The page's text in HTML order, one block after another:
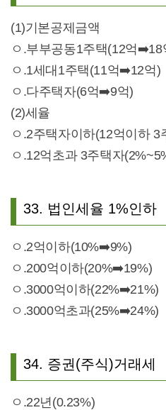
(1)기본공제금액
ㅇ.부부공동1주택(12억➡️18
ㅇ.1세대1주택(11억➡️12억)
ㅇ.다주택자(6억➡️9억)
(2)세율
ㅇ.2주택자이하(12억이하 3
ㅇ.12억초과 3주택자
33. 법인세율 1%인하
ㅇ.2억이하(10%➡️9%)
ㅇ.200억이하(20%➡️19%)
ㅇ.3000억이하(22%➡️21%)
ㅇ.3000억초과(25%➡️24%)
34. 증권(주식)거래세
ㅇ.22년(0.23%)